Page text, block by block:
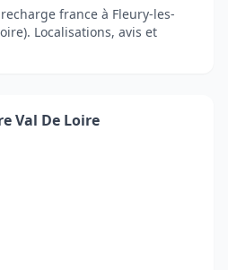
france à Fleury-les-
Localisations, avis et
Val De Loire